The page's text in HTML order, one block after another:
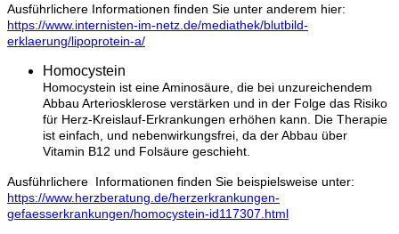
Ausführlichere Informationen finden Sie unter anderem hier:
https://www.internisten-im-netz.de/mediathek/blutbild-
erklaerung/lipoprotein-a/
Homocystein
Homocystein ist eine Aminosäure, die bei unzureichendem
Abbau Arteriosklerose verstärken und in der Folge das Risiko
für Herz-Kreislauf-Erkrankungen erhöhen kann. Die Therapie
ist einfach, und nebenwirkungsfrei, da der Abbau über
Vitamin B12 und Folsäure geschieht.
Ausführlichere Informationen finden Sie beispielsweise unter:
https://www.herzberatung.de/herzerkrankungen-
gefaesserkrankungen/homocystein-id117307.html